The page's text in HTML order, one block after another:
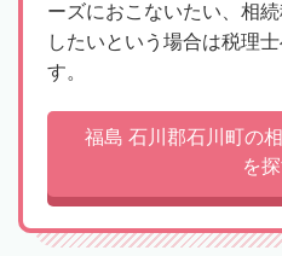
ーズにおこないたい、相
したいという場合は税理
す。
福島 石川郡石川町の
を